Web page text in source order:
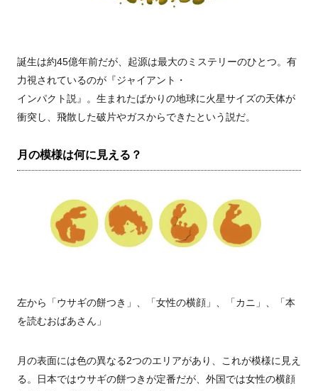
誕生は約45億年前だが、起源は最大のミステリーのひとつ。有
力視されているのが『ジャイアント・
インパクト説』。生まれたばかりの地球に火星サイズの天体が
衝突し、飛散した破片やガスからできたという説だ。
月の模様は何に見える？
左から「ウサギの餅つき」、「女性の横顔」、「カニ」、「本
を読むおばあさん」
月の表面には色の異なる2つのエリアがあり、これが模様に見え
る。日本ではウサギの餅つきが定番だが、外国では女性の横顔